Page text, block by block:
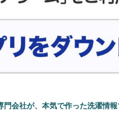
門会社が、本気で作った洗濯情